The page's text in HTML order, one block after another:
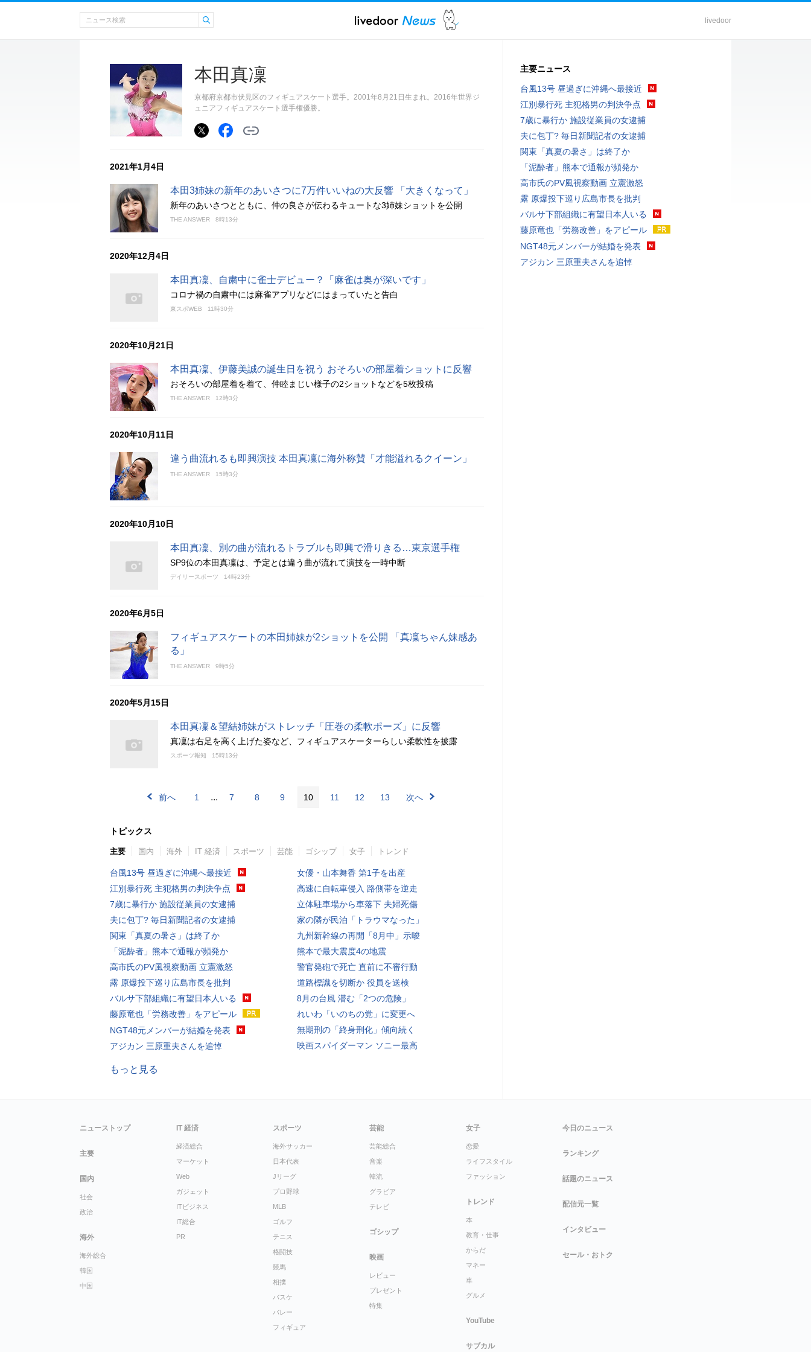
livedoor
本田真凜
京都府京都市伏見区のフィギュアスケート選手。2001年8月21日生まれ。2016年世界ジ
ュニアフィギュアスケート選手権優勝。
2021年1月4日
本田3姉妹の新年のあいさつに7万件いいねの大反響 「大きくなって」
新年のあいさつとともに、仲の良さが伝わるキュートな3姉妹ショットを公開
THE ANSWER 8時13分
2020年12月4日
本田真凜、自粛中に雀士デビュー？「麻雀は奥が深いです」
コロナ禍の自粛中には麻雀アプリなどにはまっていたと告白
東スポWEB 11時30分
2020年10月21日
本田真凜、伊藤美誠の誕生日を祝う おそろいの部屋着ショットに反響
おそろいの部屋着を着て、仲睦まじい様子の2ショットなどを5枚投稿
THE ANSWER 12時3分
2020年10月11日
違う曲流れるも即興演技 本田真凜に海外称賛「才能溢れるクイーン」
THE ANSWER 15時3分
2020年10月10日
本田真凜、別の曲が流れるトラブルも即興で滑りきる…東京選手権
SP9位の本田真凜は、予定とは違う曲が流れて演技を一時中断
デイリースポーツ 14時23分
2020年6月5日
フィギュアスケートの本田姉妹が2ショットを公開 「真凜ちゃん妹感あ
る」
THE ANSWER 9時5分
2020年5月15日
本田真凜＆望結姉妹がストレッチ「圧巻の柔軟ポーズ」に反響
真凜は右足を高く上げた姿など、フィギュアスケーターらしい柔軟性を披露
スポーツ報知 15時13分
前へ 1 ... 7 8 9 10 11 12 13 次へ
トピックス
主要 国内 海外 IT 経済 スポーツ 芸能 ゴシップ 女子 トレンド
台風13号 昼過ぎに沖縄へ最接近
江別暴行死 主犯格男の判決争点
7歳に暴行か 施設従業員の女逮捕
夫に包丁? 毎日新聞記者の女逮捕
関東「真夏の暑さ」は終了か
「泥酔者」熊本で通報が頻発か
高市氏のPV風視察動画 立憲激怒
露 原爆投下巡り広島市長を批判
バルサ下部組織に有望日本人いる
藤原竜也「労務改善」をアピール
NGT48元メンバーが結婚を発表
アジカン 三原重夫さんを追悼
女優・山本舞香 第1子を出産
高速に自転車侵入 路側帯を逆走
立体駐車場から車落下 夫婦死傷
家の隣が民泊「トラウマなった」
九州新幹線の再開「8月中」示唆
熊本で最大震度4の地震
警官発砲で死亡 直前に不審行動
道路標識を切断か 役員を送検
8月の台風 潜む「2つの危険」
れいわ「いのちの党」に変更へ
無期刑の「終身刑化」傾向続く
映画スパイダーマン ソニー最高
もっと見る
主要ニュース
台風13号 昼過ぎに沖縄へ最接近
江別暴行死 主犯格男の判決争点
7歳に暴行か 施設従業員の女逮捕
夫に包丁? 毎日新聞記者の女逮捕
関東「真夏の暑さ」は終了か
「泥酔者」熊本で通報が頻発か
高市氏のPV風視察動画 立憲激怒
露 原爆投下巡り広島市長を批判
バルサ下部組織に有望日本人いる
藤原竜也「労務改善」をアピール
NGT48元メンバーが結婚を発表
アジカン 三原重夫さんを追悼
ニューストップ
主要
国内
社会
政治
海外
海外総合
韓国
中国
IT 経済
経済総合
マーケット
Web
ガジェット
ITビジネス
IT総合
PR
スポーツ
海外サッカー
日本代表
Jリーグ
プロ野球
MLB
ゴルフ
テニス
格闘技
競馬
相撲
バスケ
バレー
フィギュア
芸能
芸能総合
音楽
韓流
グラビア
テレビ
ゴシップ
映画
レビュー
プレゼント
特集
女子
恋愛
ライフスタイル
ファッション
トレンド
本
教育・仕事
からだ
マネー
車
グルメ
YouTube
サブカル
今日のニュース
ランキング
話題のニュース
配信元一覧
インタビュー
セール・おトク